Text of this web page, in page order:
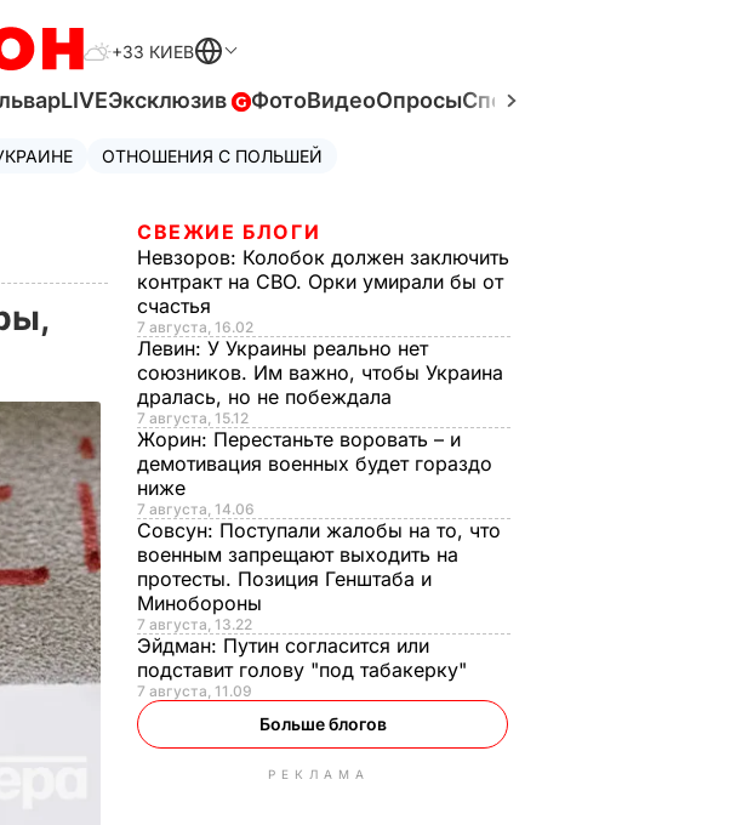
+33 КИЕВ
LIVEЭксклюзив ФотоВидеоОпросыСпецпроекты
ОТНОШЕНИЯ С ПОЛЬШЕЙ
СВЕЖИЕ БЛОГИ
Невзоров: Колобок должен заключить
контракт на СВО. Орки умирали бы от
счастья
7 августа, 16.02
Левин: У Украины реально нет
союзников. Им важно, чтобы Украина
дралась, но не побеждала
7 августа, 15.12
Жорин: Перестаньте воровать – и
демотивация военных будет гораздо
ниже
7 августа, 14.06
Совсун: Поступали жалобы на то, что
военным запрещают выходить на
протесты. Позиция Генштаба и
Минобороны
7 августа, 13.22
Эйдман: Путин согласится или
подставит голову "под табакерку"
7 августа, 11.09
Больше блогов
РЕКЛАМА